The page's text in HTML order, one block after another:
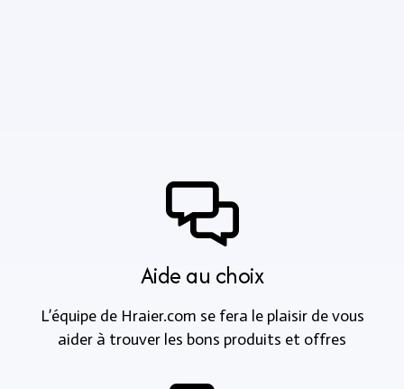
Aide au choix
L’équipe de Hraier.com se fera le plaisir de vous
aider à trouver les bons produits et offres